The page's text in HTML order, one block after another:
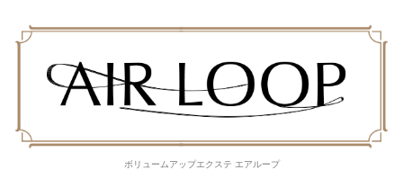
ボリュームアップエクステ エアループ